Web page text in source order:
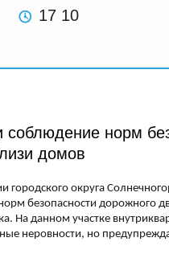
17 10
норм
домов
городского округа
безопасности дорожного
На данном участке
неровности, но